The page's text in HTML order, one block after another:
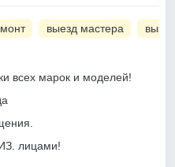
выезд мастера
всех марок и моделей!
лицами!